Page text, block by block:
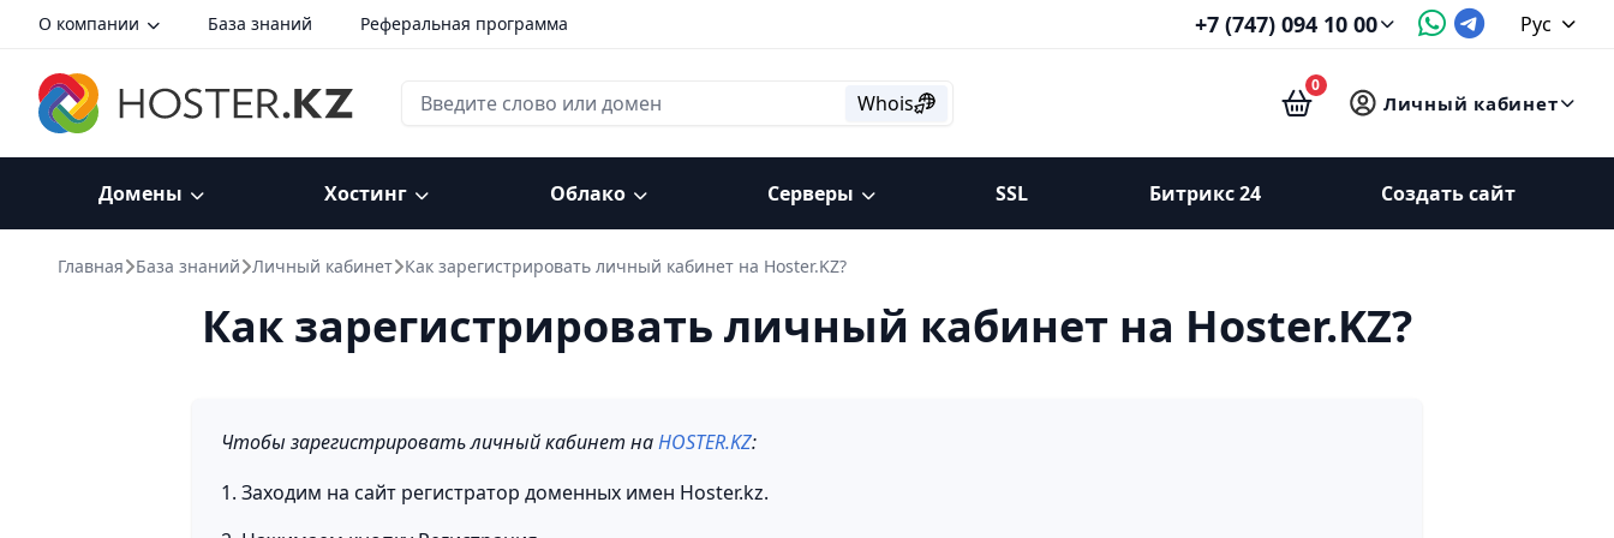
О компании База знаний Реферальная программа +7 (747) 094 10 00 Рус
Whois
0
Личный кабинет
Домены Хостинг Облако Серверы SSL Битрикс 24 Создать сайт
Главная База знаний Личный кабинет Как зарегистрировать личный кабинет на Hoster.KZ?
Как зарегистрировать личный кабинет на Hoster.KZ?
Чтобы зарегистрировать личный кабинет наHOSTER.KZ:
1. Заходим на сайт регистратор доменных имен Hoster.kz.